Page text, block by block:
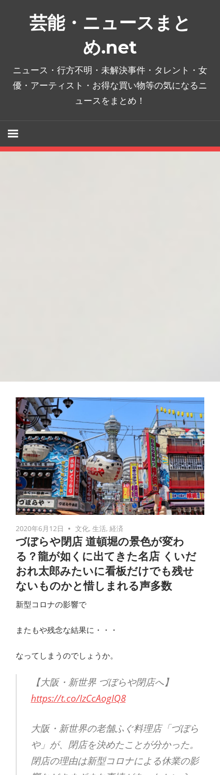
芸能・ニュースまと
め.net
ニュース・行方不明・未解決事件・タレント・女
優・アーティスト・お得な買い物等の気になるニ
ュースをまとめ！
2020年6月12日 文化,生活,経済
づぼらや閉店 道頓堀の景色が変わ
る？龍が如くに出てきた名店 くいだ
おれ太郎みたいに看板だけでも残せ
ないものかと惜しまれる声多数
新型コロナの影響で
またもや残念な結果に・・・
なってしまうのでしょうか。
【大阪・新世界 づぼらや閉店へ】
https://t.co/IzCcAogIQ8
大阪・新世界の老舗ふぐ料理店「づぼら
や」が、閉店を決めたことが分かった。
閉店の理由は新型コロナによる休業の影